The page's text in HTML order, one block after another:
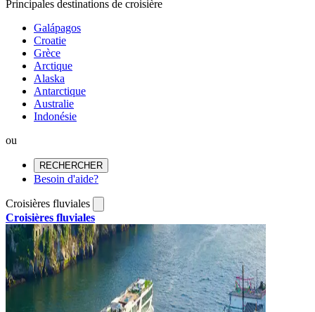
Principales destinations de croisière
Galápagos
Croatie
Grèce
Arctique
Alaska
Antarctique
Australie
Indonésie
ou
RECHERCHER
Besoin d'aide?
Croisières fluviales
Croisières fluviales